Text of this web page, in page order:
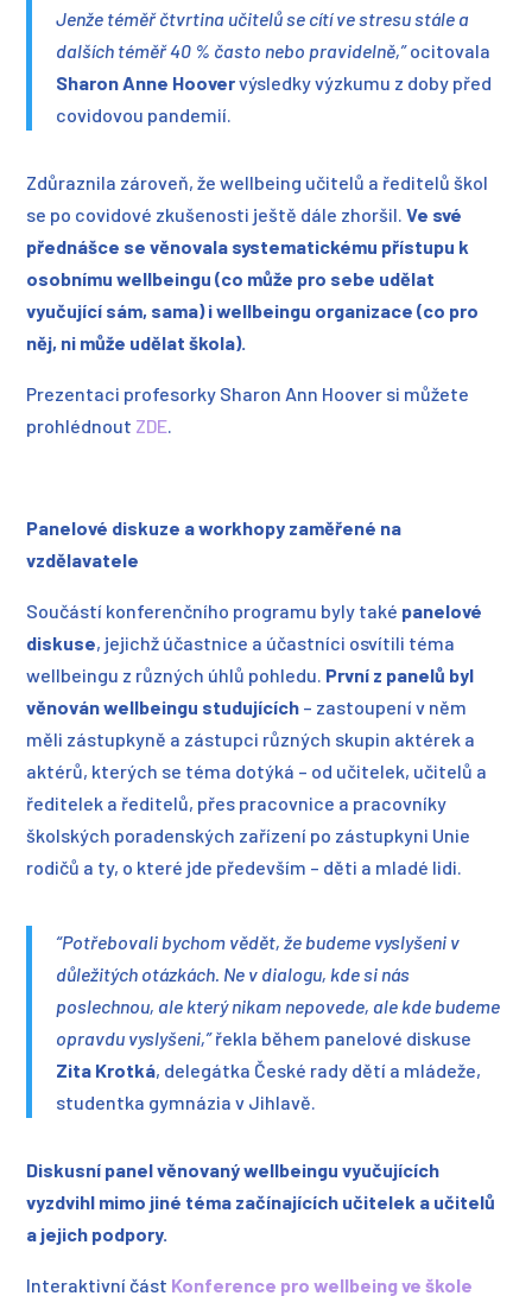
Jenže téměř čtvrtina učitelů se cítí ve stresu stále a
dalších téměř 40 % často nebo pravidelně,”ocitovala
Sharon Anne Hoovervýsledky výzkumu z doby před
covidovou pandemií.
Zdůraznila zároveň, že wellbeing učitelů a ředitelů škol
se po covidové zkušenosti ještě dále zhoršil.Ve své
přednášce se věnovala systematickému přístupu k
osobnímu wellbeingu (co může pro sebe udělat
vyučující sám, sama) i wellbeingu organizace (co pro
něj, ni může udělat škola).
Prezentaci profesorky Sharon Ann Hoover si můžete
prohlédnout ZDE.
Panelové diskuze a workhopy zaměřené na
vzdělavatele
Součástí konferenčního programu byly také panelové
diskuse, jejichž účastnice a účastníci osvítili téma
wellbeingu z různých úhlů pohledu. První z panelů byl
věnován wellbeingu studujících – zastoupení v něm
měli zástupkyně a zástupci různých skupin aktérek a
aktérů, kterých se téma dotýká – od učitelek, učitelů a
ředitelek a ředitelů, přes pracovnice a pracovníky
školských poradenských zařízení po zástupkyni Unie
rodičů a ty, o které jde především – děti a mladé lidi.
“Potřebovali bychom vědět, že budeme vyslyšeni v
důležitých otázkách. Ne v dialogu, kde si nás
poslechnou, ale který nikam nepovede, ale kde budeme
opravdu vyslyšeni,”řekla během panelové diskuse
Zita Krotká, delegátka České rady dětí a mládeže,
studentka gymnázia v Jihlavě.
Diskusní panel věnovaný wellbeingu vyučujících
vyzdvihl mimo jiné téma začínajících učitelek a učitelů
a jejich podpory.
Interaktivní část Konference pro wellbeing ve škole